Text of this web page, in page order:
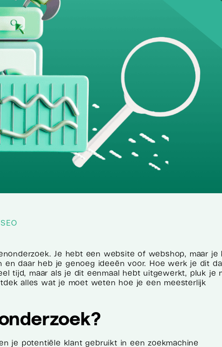
SEO
Je hebt een website of webshop, maar je
daar heb je genoeg ideeën voor. Hoe werk je dit
tijd, maar als je dit eenmaal hebt uitgewerkt, pluk je
alles wat je moet weten hoe je een meesterlijk
je potentiële klant gebruikt in een zoekmachine